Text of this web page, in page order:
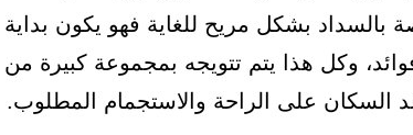
10 سنوات بدون فوائد، وكل هذا يتم تتويجه بمجموعة
السكان على الراحة والاستجمام المطلوب.